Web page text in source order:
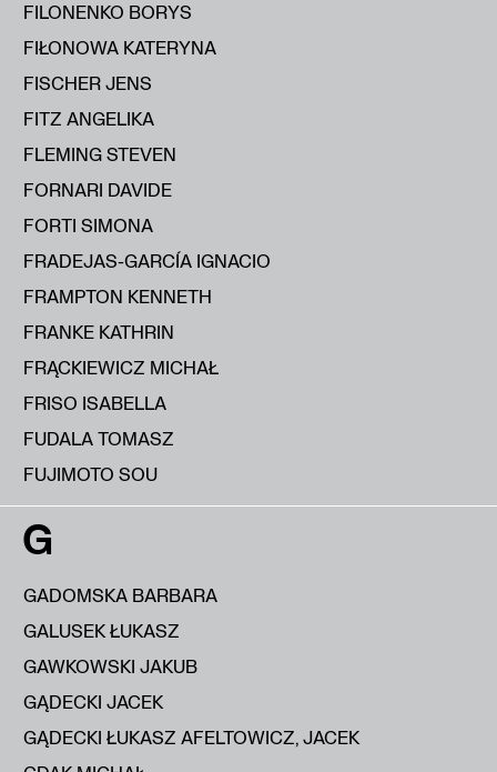
FILONENKO BORYS
FIŁONOWA KATERYNA
FISCHER JENS
FITZ ANGELIKA
FLEMING STEVEN
FORNARI DAVIDE
FORTI SIMONA
FRADEJAS-GARCÍA IGNACIO
FRAMPTON KENNETH
FRANKE KATHRIN
FRĄCKIEWICZ MICHAŁ
FRISO ISABELLA
FUDALA TOMASZ
FUJIMOTO SOU
G
GADOMSKA BARBARA
GALUSEK ŁUKASZ
GAWKOWSKI JAKUB
GĄDECKI JACEK
GĄDECKI ŁUKASZ AFELTOWICZ, JACEK